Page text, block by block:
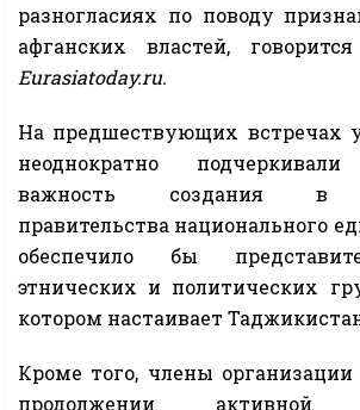
разногласиях по поводу
афганских властей,
Eurasiatoday.ru.
На предшествующих встречах
неоднократно
важность создания в
правительства национального
обеспечило бы
этнических и политических
котором настаивает
Кроме того, члены
продолжении